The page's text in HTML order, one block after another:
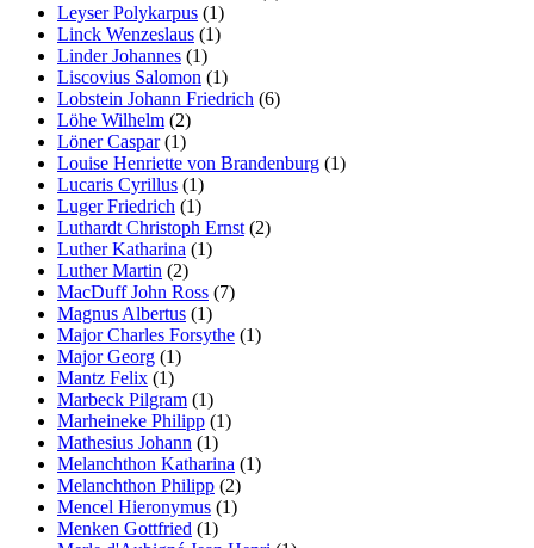
Leyser Polykarpus (1)
Linck Wenzeslaus (1)
Linder Johannes (1)
Liscovius Salomon (1)
Lobstein Johann Friedrich (6)
Löhe Wilhelm (2)
Löner Caspar(1)
Louise Henriette von Brandenburg (1)
Lucaris Cyrillus (1)
Luger Friedrich (1)
Luthardt Christoph Ernst(2)
Luther Katharina (1)
Luther Martin (2)
MacDuff John Ross (7)
Magnus Albertus (1)
Major Charles Forsythe (1)
Major Georg (1)
Mantz Felix (1)
Marbeck Pilgram (1)
Marheineke Philipp (1)
Mathesius Johann (1)
Melanchthon Katharina (1)
Melanchthon Philipp (2)
Mencel Hieronymus (1)
Menken Gottfried (1)